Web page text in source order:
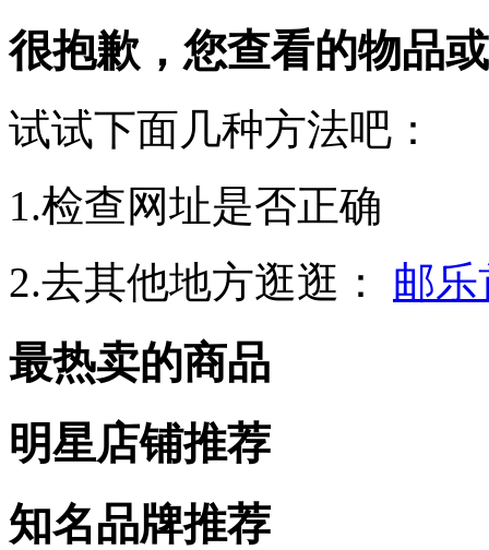
很抱歉，您查看的物品
试试下面几种方法吧：
1.检查网址是否正确
2.去其他地方逛逛：
邮
最热卖的商品
明星店铺推荐
知名品牌推荐